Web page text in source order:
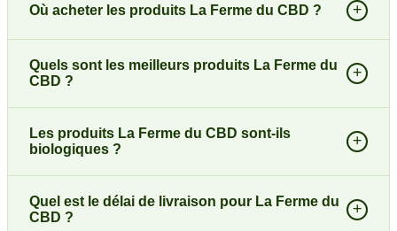
Où acheter les produits La Ferme du CBD ? +
Quels sont les meilleurs produits La Ferme du
CBD ?
+
Les produits La Ferme du CBD sont-ils
biologiques ?
+
Quel est le délai de livraison pour La Ferme du
CBD ?
+